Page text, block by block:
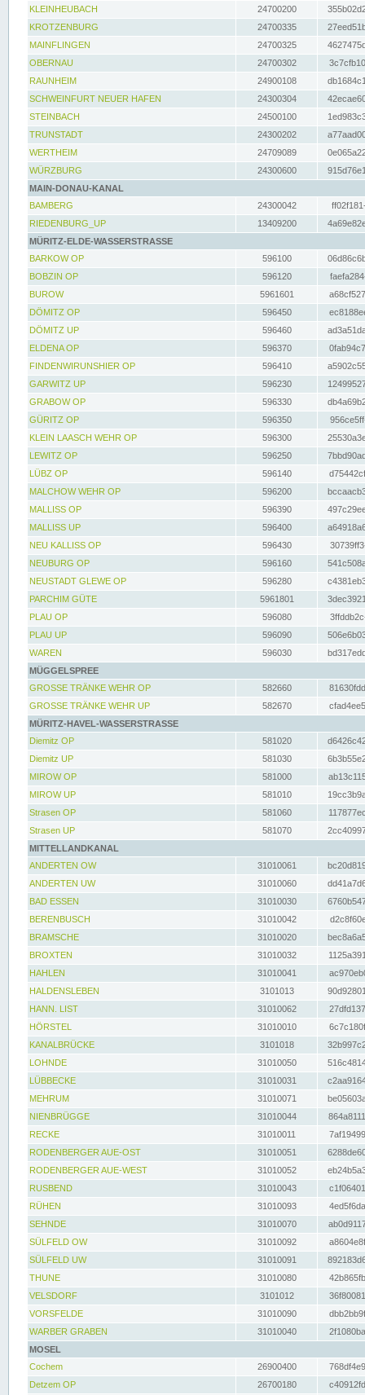
KLEINHEUBACH 24700200
KROTZENBURG
24700335
MAINFLINGEN
24700325
OBERNAU
24700302
RAUNHEIM
24900108
SCHWEINFURT NEUER HAFEN
24300304
STEINBACH
24500100
TRUNSTADT
24300202
WERTHEIM
24709089
WÜRZBURG
24300600
MAIN-DONAU-KANAL
BAMBERG
24300042
RIEDENBURG_UP
13409200
MÜRITZ-ELDE-WASSERSTRASSE
BARKOW OP
596100
BOBZIN OP
596120
BUROW
5961601
DÖMITZ OP
596450
DÖMITZ UP
596460
ELDENA OP
596370
FINDENWIRUNSHIER OP
596410
GARWITZ UP
596230
GRABOW OP
596330
GÜRITZ OP
596350
KLEIN LAASCH WEHR OP
596300
LEWITZ OP
596250
LÜBZ OP
596140
MALCHOW WEHR OP
596200
MALLISS OP
596390
MALLISS UP
596400
NEU KALLISS OP
596430
NEUBURG OP
596160
NEUSTADT GLEWE OP
596280
PARCHIM GÜTE
5961801
PLAU OP
596080
PLAU UP
596090
WAREN
596030
MÜGGELSPREE
GROSSE TRÄNKE WEHR OP
582660
GROSSE TRÄNKE WEHR UP
582670
MÜRITZ-HAVEL-WASSERSTRASSE
Diemitz OP
581020
Diemitz UP
581030
MIROW OP
581000
MIROW UP
581010
Strasen OP
581060
Strasen UP
581070
MITTELLANDKANAL
ANDERTEN OW
31010061
ANDERTEN UW
31010060
BAD ESSEN
31010030
BERENBUSCH
31010042
BRAMSCHE
31010020
BROXTEN
31010032
HAHLEN
31010041
HALDENSLEBEN
3101013
HANN. LIST
31010062
HÖRSTEL
31010010
KANALBRÜCKE
3101018
LOHNDE
31010050
LÜBBECKE
31010031
MEHRUM
31010071
NIENBRÜGGE
31010044
RECKE
31010011
RODENBERGER AUE-OST
31010051
RODENBERGER AUE-WEST
31010052
RUSBEND
31010043
RÜHEN
31010093
SEHNDE
31010070
SÜLFELD OW
31010092
SÜLFELD UW
31010091
THUNE
31010080
VELSDORF
3101012
VORSFELDE
31010090
WARBER GRABEN
31010040
MOSEL
Cochem
26900400
Detzem OP
26700180